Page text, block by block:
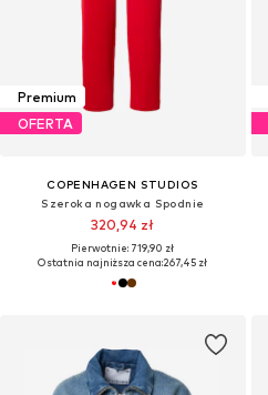
Premium
OFERTA
COPENHAGEN STUDIOS
Szeroka nogawka Spodnie
320,94 zł
Pierwotnie: 719,90 zł
Ostatnia najniższa cena:267,45 zł